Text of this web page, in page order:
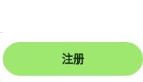
注册